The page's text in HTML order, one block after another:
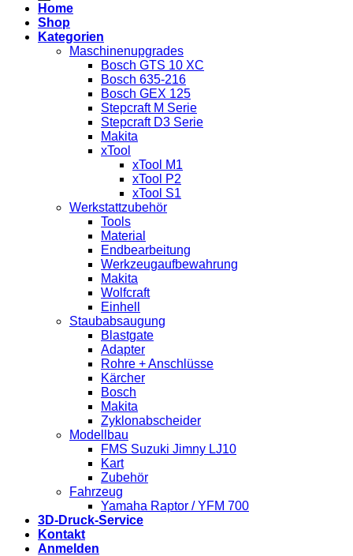
Home
Shop
Kategorien
Maschinenupgrades
Bosch GTS 10 XC
Bosch 635-216
Bosch GEX 125
Stepcraft M Serie
Stepcraft D3 Serie
Makita
xTool
xTool M1
xTool P2
xTool S1
Werkstattzubehör
Tools
Material
Endbearbeitung
Werkzeugaufbewahrung
Makita
Wolfcraft
Einhell
Staubabsaugung
Blastgate
Adapter
Rohre + Anschlüsse
Kärcher
Bosch
Makita
Zyklonabscheider
Modellbau
FMS Suzuki Jimny LJ10
Kart
Zubehör
Fahrzeug
Yamaha Raptor / YFM 700
3D-Druck-Service
Kontakt
Anmelden